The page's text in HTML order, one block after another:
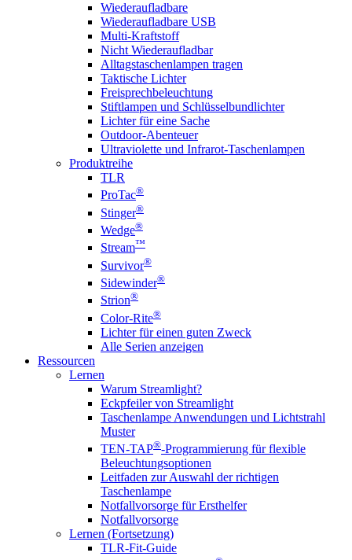
Wiederaufladbare
Wiederaufladbare USB
Multi-Kraftstoff
Nicht Wiederaufladbar
Alltagstaschenlampen tragen
Taktische Lichter
Freisprechbeleuchtung
Stiftlampen und Schlüsselbundlichter
Lichter für eine Sache
Outdoor-Abenteuer
Ultraviolette und Infrarot-Taschenlampen
Produktreihe
TLR
ProTac®
Stinger®
Wedge®
Stream™
Survivor®
Sidewinder®
Strion®
Color-Rite®
Lichter für einen guten Zweck
Alle Serien anzeigen
Ressourcen
Lernen
Warum Streamlight?
Eckpfeiler von Streamlight
Taschenlampe Anwendungen und Lichtstrahl
Muster
TEN-TAP®-Programmierung für flexible
Beleuchtungsoptionen
Leitfaden zur Auswahl der richtigen
Taschenlampe
Notfallvorsorge für Ersthelfer
Notfallvorsorge
Lernen (Fortsetzung)
TLR-Fit-Guide